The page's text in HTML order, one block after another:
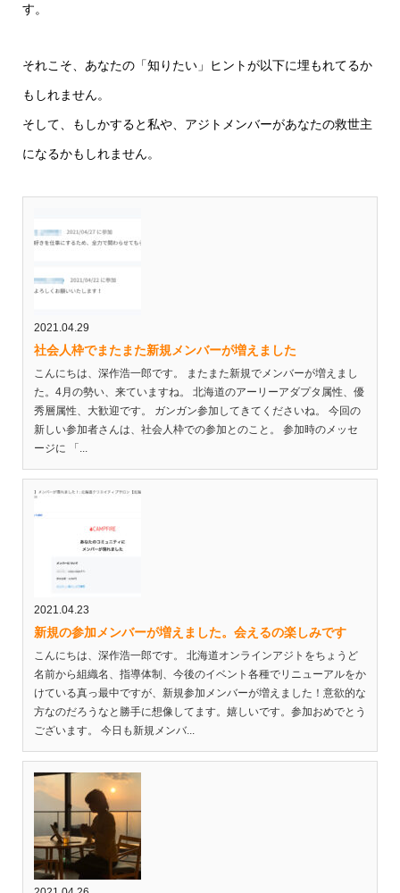
す。
それこそ、あなたの「知りたい」ヒントが以下に埋もれてるか
もしれません。
そして、もしかすると私や、アジトメンバーがあなたの救世主
になるかもしれません。
2021.04.29
社会人枠でまたまた新規メンバーが増えました
こんにちは、深作浩一郎です。 またまた新規でメンバーが増えまし
た。4月の勢い、来ていますね。 北海道のアーリーアダプタ属性、優
秀層属性、大歓迎です。 ガンガン参加してきてくださいね。 今回の
新しい参加者さんは、社会人枠での参加とのこと。 参加時のメッセ
ージに 「...
2021.04.23
新規の参加メンバーが増えました。会えるの楽しみです
こんにちは、深作浩一郎です。 北海道オンラインアジトをちょうど
名前から組織名、指導体制、今後のイベント各種でリニューアルをか
けている真っ最中ですが、新規参加メンバーが増えました！意欲的な
方なのだろうなと勝手に想像してます。嬉しいです。参加おめでとう
ございます。 今日も新規メンバ...